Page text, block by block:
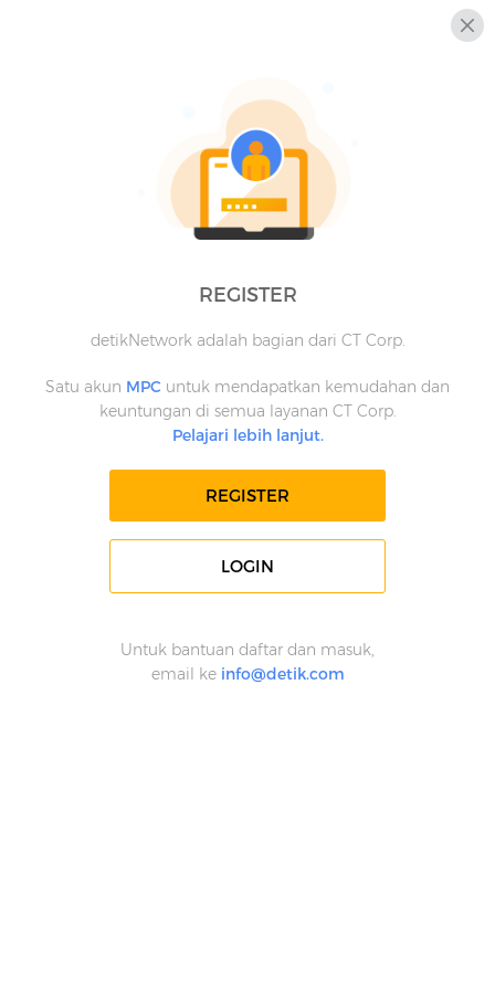
REGISTER
detikNetwork adalah bagian dari CT Corp.
Satu akun MPC untuk mendapatkan kemudahan dan
keuntungan di semua layanan CT Corp.
Pelajari lebih lanjut.
REGISTER
LOGIN
Untuk bantuan daftar dan masuk,
email ke info@detik.com